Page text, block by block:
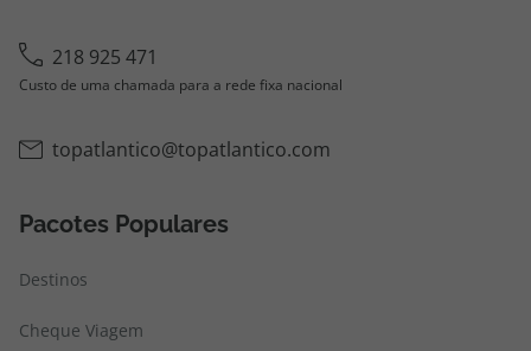
218 925 471
Custo de uma chamada para a rede fixa nacional
topatlantico@topatlantico.com
Pacotes Populares
Destinos
Cheque Viagem